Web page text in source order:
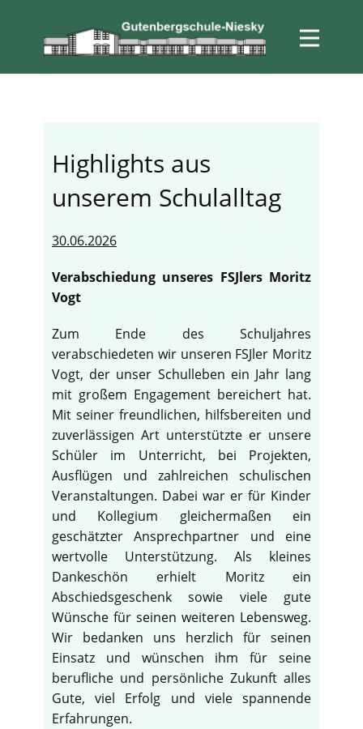
Highlights aus
unserem Schulalltag
30.06.2026
Verabschiedung unseres FSJlers Moritz
Vogt
Zum Ende des Schuljahres
verabschiedeten wir unseren FSJler Moritz
Vogt, der unser Schulleben ein Jahr lang
mit großem Engagement bereichert hat.
Mit seiner freundlichen, hilfsbereiten und
zuverlässigen Art unterstützte er unsere
Schüler im Unterricht, bei Projekten,
Ausflügen und zahlreichen schulischen
Veranstaltungen. Dabei war er für Kinder
und Kollegium gleichermaßen ein
geschätzter Ansprechpartner und eine
wertvolle Unterstützung. Als kleines
Dankeschön erhielt Moritz ein
Abschiedsgeschenk sowie viele gute
Wünsche für seinen weiteren Lebensweg.
Wir bedanken uns herzlich für seinen
Einsatz und wünschen ihm für seine
berufliche und persönliche Zukunft alles
Gute, viel Erfolg und viele spannende
Erfahrungen.